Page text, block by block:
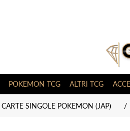
POKEMON TCG ALTRI TCG
CARTE SINGOLE POKEMON (JAP) /